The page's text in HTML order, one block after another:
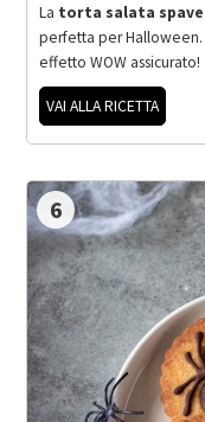
La torta salata
perfetta per
effetto WOW assicurato!
VAI ALLA RICETTA
6